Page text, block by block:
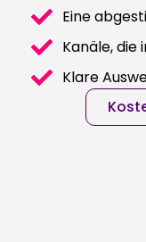
Eine
Kanäle, die
Klare